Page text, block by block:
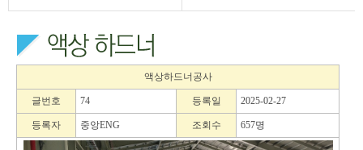
액상하드너공사
글번호 74 등록일 2025-02-27
등록자 중앙ENG 조회수 657명